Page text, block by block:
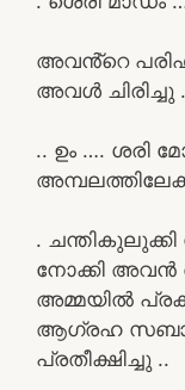
അവൻ്റെ
അവൾ ചിരിച്ചു .
.. ഉം …. ശരി
.
നോക്കി അവൻ
അമ്മയിൽ
ആഗ്രഹ
പ്രതീക്ഷിച്ചു ..